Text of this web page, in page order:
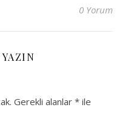
0 Yorum
Gerekli alanlar * ile